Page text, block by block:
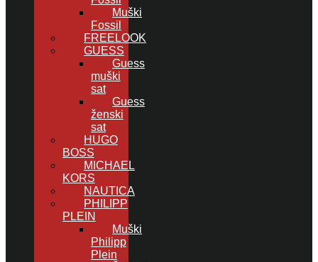
Muški
Fossil
FREELOOK
GUESS
Guess
muški
sat
Guess
ženski
sat
HUGO
BOSS
MICHAEL
KORS
NAUTICA
PHILIPP
PLEIN
Muški
Philipp
Plein